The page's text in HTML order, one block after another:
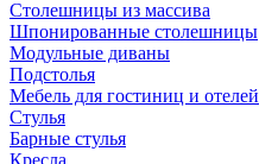
Столешницы из массива
Шпонированные столешницы
Модульные диваны
Подстолья
Мебель для гостиниц и отелей
Стулья
Барные стулья
Кресла